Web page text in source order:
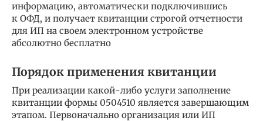
информацию, автоматически подключившись
к ОФД, и получает квитанции строгой отчетности
для ИП на своем электронном устройстве
абсолютно бесплатно
Порядок применения квитанции
При реализации какой-либо услуги заполнение
квитанции формы 0504510 является завершающим
этапом. Первоначально организация или ИП